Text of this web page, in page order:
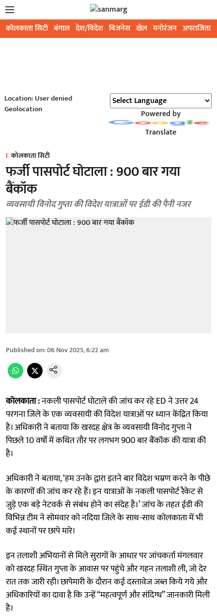
कोलकाता सिटी बंगाल देश/विदेश बिजनेस खेल मनोरंजन अपराजिता
Location: User denied
Geolocation
Powered by
Translate
कोलकाता सिटी
फर्जी पासपोर्ट घोटाला : 900 बार गया
बैंकॉक
व्यवसायी विनोद गुप्ता की विदेश यात्राओं पर ईडी की पैनी नजर
Published on:06 Nov 2025, 6:22 am
कोलकाता :नकली पासपोर्ट घोटाले की जांच कर रहे ED ने उत्तर 24
परगना जिले के एक व्यवसायी की विदेश यात्राओं पर ध्यान केंद्रित किया
है। अधिकारी ने बताया कि खरदह क्षेत्र के व्यवसायी विनोद गुप्ता ने
पिछले 10 वर्षों में कथित तौर पर लगभग 900 बार बैंकॉक की यात्रा की
है।
अधिकारी ने बताया, ‘हम उनके द्वारा इतने बार विदेश भम्रण करने के पीछे
के कारणों की जांच कर रहे हैं। इन यात्राओं के नकली पासपोर्ट रैकेट से
जुड़े एक बड़े नेटवर्क से संबंध होने का संदेह है।’ जांच के तहत ईडी की
विभिन्न टीम ने सोमवार को नदिया जिले के साथ-साथ कोलकाता में भी
कई स्थानों पर छापे मारे।
इन तलाशी अभियानों से मिले सुरागों के आधार पर जांचकर्ता मंगलवार
को खरदह स्थित गुप्ता के आवास पर पहुंचे और गहन तलाशी ली, जो देर
रात तक जारी रही। छापेमारी के दौरान कई दस्तावेज जब्त किये गये और
अधिकारियों का दावा है कि उन्हें “महत्वपूर्ण और संदिग्ध” जानकारी मिली
है।